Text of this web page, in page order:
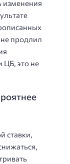
изменения
продлил
ЦБ, это не
ставки,